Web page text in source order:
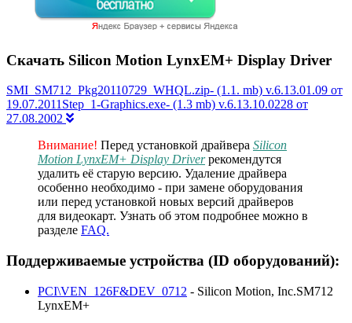
Скачать Silicon Motion LynxEM+ Display Driver
SMI_SM712_Pkg20110729_WHQL.zip- (1.1. mb) v.6.13.01.09 от
19.07.2011Step_1-Graphics.exe- (1.3 mb) v.6.13.10.0228 от
27.08.2002
Внимание! Перед установкой драйвера Silicon
Motion LynxEM+ Display Driverрекомендутся
удалить её старую версию. Удаление драйвера
особенно необходимо - при замене оборудования
или перед установкой новых версий драйверов
для видеокарт. Узнать об этом подробнее можно в
разделе FAQ.
Поддерживаемые устройства (ID оборудований):
PCI\VEN_126F&DEV_0712 - Silicon Motion, Inc.SM712
LynxEM+